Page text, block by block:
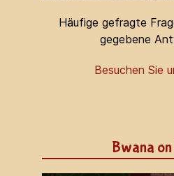
Häufige gefragte
gegebene
Besuchen Sie
Bwana